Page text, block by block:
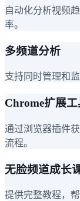
自动化分析视频
率。
多频道分析
支持同时管理和
Chrome扩展工
通过浏览器插件
流程。
无脸频道成长
提供完整教程，